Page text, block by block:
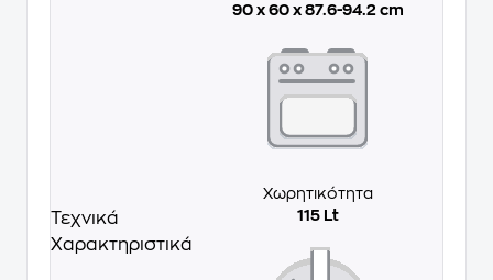
Τεχνικά
Χαρακτηριστικά
90 x 60 x 87.6-94.2 cm
Χωρητικότητα
115 Lt